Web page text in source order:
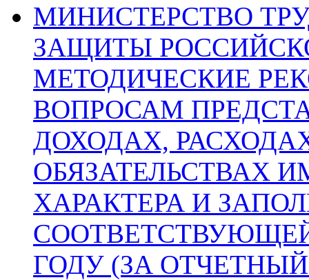
МИНИСТЕРСТВО
ЗАЩИТЫ
МЕТОДИЧЕСКИЕ
ВОПРОСАМ
ДОХОДАХ,
ОБЯЗАТЕЛЬСТВАХ
ХАРАКТЕРА И
ГОДУ (ЗА ОТЧЕТНЫЙ